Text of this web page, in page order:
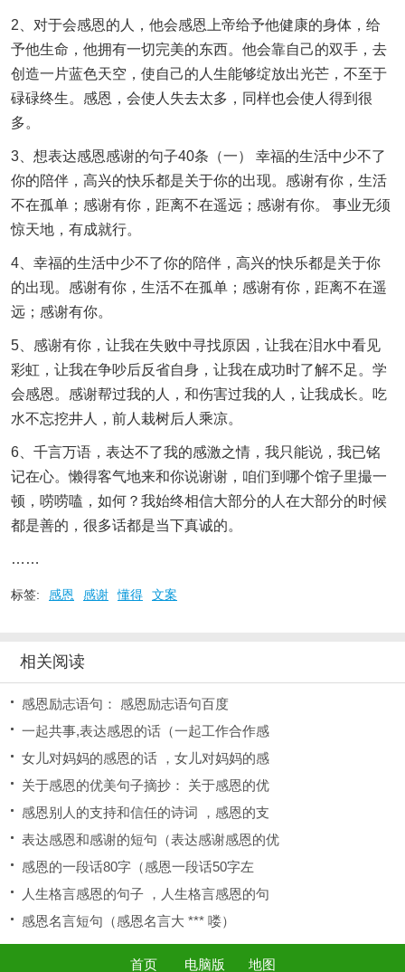
2、对于会感恩的人，他会感恩上帝给予他健康的身体，给
予他生命，他拥有一切完美的东西。他会靠自己的双手，去
创造一片蓝色天空，使自己的人生能够绽放出光芒，不至于
碌碌终生。感恩，会使人失去太多，同样也会使人得到很
多。
3、想表达感恩感谢的句子40条（一） 幸福的生活中少不了
你的陪伴，高兴的快乐都是关于你的出现。感谢有你，生活
不在孤单；感谢有你，距离不在遥远；感谢有你。 事业无须
惊天地，有成就行。
4、幸福的生活中少不了你的陪伴，高兴的快乐都是关于你
的出现。感谢有你，生活不在孤单；感谢有你，距离不在遥
远；感谢有你。
5、感谢有你，让我在失败中寻找原因，让我在泪水中看见
彩虹，让我在争吵后反省自身，让我在成功时了解不足。学
会感恩。感谢帮过我的人，和伤害过我的人，让我成长。吃
水不忘挖井人，前人栽树后人乘凉。
6、千言万语，表达不了我的感激之情，我只能说，我已铭
记在心。懒得客气地来和你说谢谢，咱们到哪个馆子里撮一
顿，唠唠嗑，如何？我始终相信大部分的人在大部分的时候
都是善的，很多话都是当下真诚的。
……
标签: 感恩 感谢 懂得 文案
相关阅读
感恩励志语句： 感恩励志语句百度
一起共事,表达感恩的话（一起工作合作感
女儿对妈妈的感恩的话 ，女儿对妈妈的感
关于感恩的优美句子摘抄： 关于感恩的优
感恩别人的支持和信任的诗词 ，感恩的支
表达感恩和感谢的短句（表达感谢感恩的优
感恩的一段话80字（感恩一段话50字左
人生格言感恩的句子 ，人生格言感恩的句
感恩名言短句（感恩名言大 *** 喽）
首页 电脑版 地图